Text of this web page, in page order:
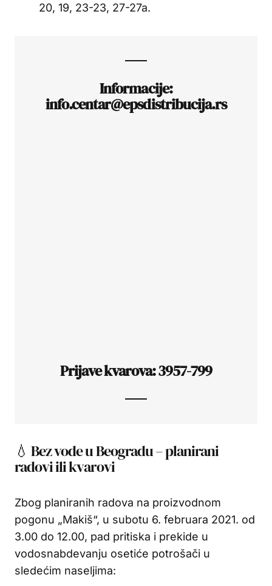
20, 19, 23-23, 27-27a.
Informacije:
info.centar@epsdistribucija.rs
Prijave kvarova: 3957-799
💧 Bez vode u Beogradu – planirani
radovi ili kvarovi
Zbog planiranih radova na proizvodnom
pogonu „Makiš“, u subotu 6. februara 2021. od
3.00 do 12.00, pad pritiska i prekide u
vodosnabdevanju osetiće potrošači u
sledećim naseljima: